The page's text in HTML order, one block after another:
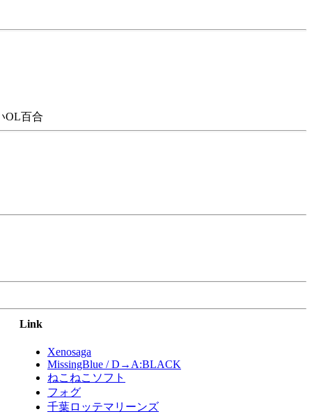
OL百合
Link
Xenosaga
MissingBlue / D→A:BLACK
ねこねこソフト
フォグ
千葉ロッテマリーンズ